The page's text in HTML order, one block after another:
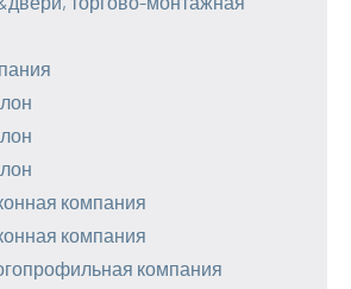
компания
компания
компания